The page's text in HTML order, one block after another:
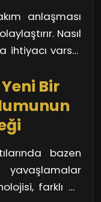
kaybına
uydunun
bulmasını
yapılır.
kadar güzel bir
o anlık
burada dikkat
bir sorun
destek
şart.
anlaşması
Nasıl
ihtiyacı varsa,
keyfiniz hem
kalır.
Bir
bazen
farklı bir